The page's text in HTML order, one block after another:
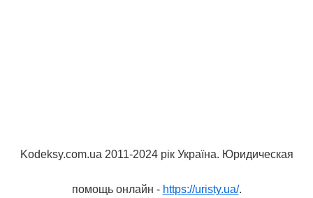
Kodeksy.com.ua 2011-2024 рік Україна. Юридическая
помощь онлайн - https://uristy.ua/.